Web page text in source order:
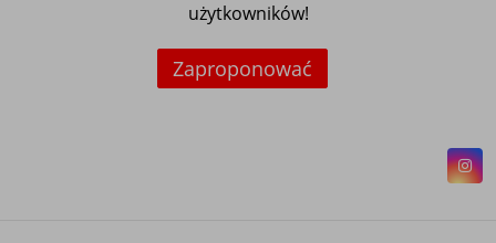
użytkowników!
Zaproponować